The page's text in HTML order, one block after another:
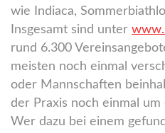
wie Indiaca,
Insgesamt sind unter
rund 6.300
meisten noch einmal
oder Mannschaften
der Praxis noch einmal
Wer dazu bei einem